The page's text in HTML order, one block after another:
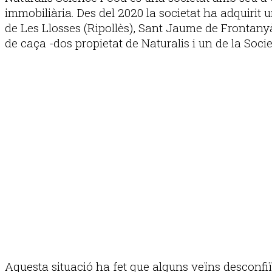
immobiliària. Des del 2020 la societat ha adquirit
de Les Llosses (Ripollès), Sant Jaume de
de caça -dos propietat de Naturalis i un de la
Aquesta situació ha fet que alguns veïns